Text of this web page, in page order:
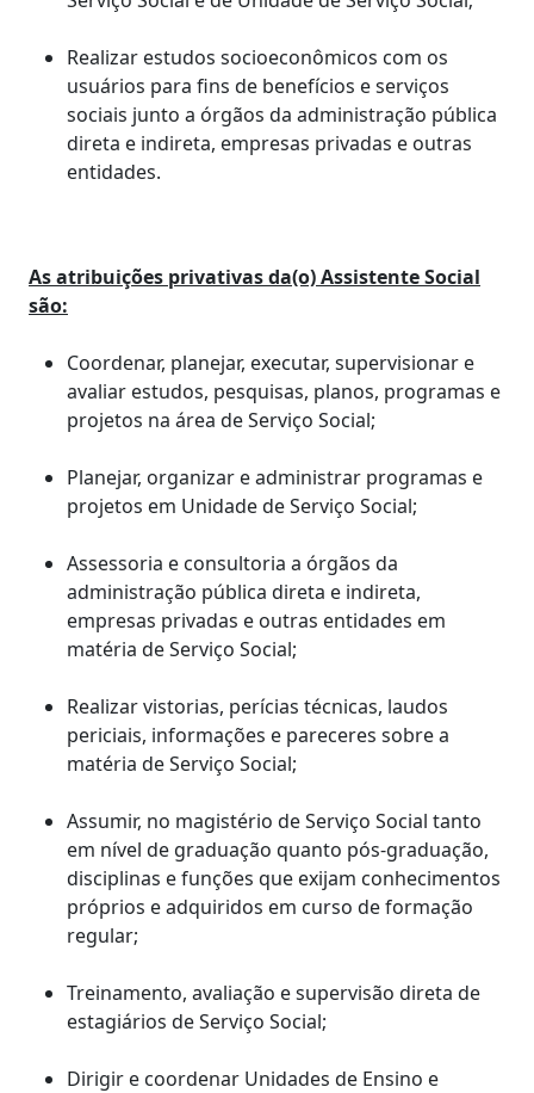
Realizar estudos socioeconômicos com os
usuários para fins de benefícios e serviços
sociais junto a órgãos da administração pública
direta e indireta, empresas privadas e outras
entidades.
As atribuições privativas da(o) Assistente Social
são:
Coordenar, planejar, executar, supervisionar e
avaliar estudos, pesquisas, planos, programas e
projetos na área de Serviço Social;
Planejar, organizar e administrar programas e
projetos em Unidade de Serviço Social;
Assessoria e consultoria a órgãos da
administração pública direta e indireta,
empresas privadas e outras entidades em
matéria de Serviço Social;
Realizar vistorias, perícias técnicas, laudos
periciais, informações e pareceres sobre a
matéria de Serviço Social;
Assumir, no magistério de Serviço Social tanto
em nível de graduação quanto pós-graduação,
disciplinas e funções que exijam conhecimentos
próprios e adquiridos em curso de formação
regular;
Treinamento, avaliação e supervisão direta de
estagiários de Serviço Social;
Dirigir e coordenar Unidades de Ensino e